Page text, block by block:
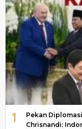
1
Pekan
Chrisnandi: